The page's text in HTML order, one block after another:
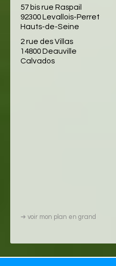
57 bis rue Raspail
92300 Levallois-Perret
Hauts-de-Seine
2 rue des Villas
14800 Deauville
Calvados
➜ voir mon plan en grand